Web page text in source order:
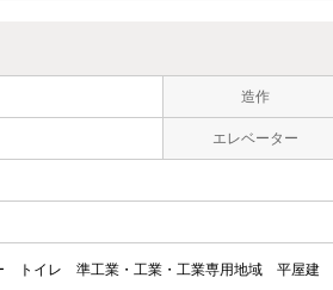
造作
エレベーター
トイレ 準工業・工業・工業専用地域 平屋建